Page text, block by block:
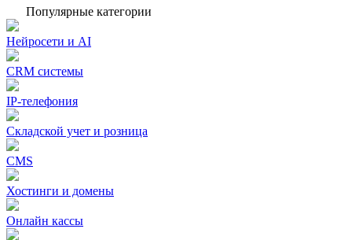
Популярные категории
Нейросети и AI
CRM системы
IP-телефония
Складской учет и розница
CMS
Хостинги и домены
Онлайн кассы